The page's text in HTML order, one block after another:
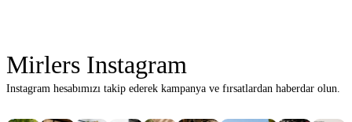
Mirlers Instagram
Instagram hesabımızı takip ederek kampanya ve fırsatlardan haberdar olun.